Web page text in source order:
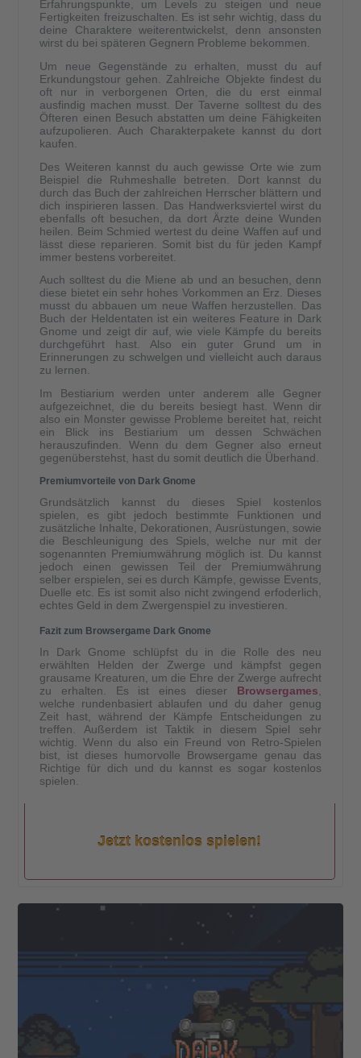
Erfahrungspunkte, um Levels zu steigen und neue
Fertigkeiten freizuschalten. Es ist sehr wichtig, dass du
deine Charaktere weiterentwickelst, denn ansonsten
wirst du bei späteren Gegnern Probleme bekommen.
Um neue Gegenstände zu erhalten, musst du auf
Erkundungstour gehen. Zahlreiche Objekte findest du
oft nur in verborgenen Orten, die du erst einmal
ausfindig machen musst. Der Taverne solltest du des
Öfteren einen Besuch abstatten um deine Fähigkeiten
aufzupolieren. Auch Charakterpakete kannst du dort
kaufen.
Des Weiteren kannst du auch gewisse Orte wie zum
Beispiel die Ruhmeshalle betreten. Dort kannst du
durch das Buch der zahlreichen Herrscher blättern und
dich inspirieren lassen. Das Handwerksviertel wirst du
ebenfalls oft besuchen, da dort Ärzte deine Wunden
heilen. Beim Schmied wertest du deine Waffen auf und
lässt diese reparieren. Somit bist du für jeden Kampf
immer bestens vorbereitet.
Auch solltest du die Miene ab und an besuchen, denn
diese bietet ein sehr hohes Vorkommen an Erz. Dieses
musst du abbauen um neue Waffen herzustellen. Das
Buch der Heldentaten ist ein weiteres Feature in Dark
Gnome und zeigt dir auf, wie viele Kämpfe du bereits
durchgeführt hast. Also ein guter Grund um in
Erinnerungen zu schwelgen und vielleicht auch daraus
zu lernen.
Im Bestiarium werden unter anderem alle Gegner
aufgezeichnet, die du bereits besiegt hast. Wenn dir
also ein Monster gewisse Probleme bereitet hat, reicht
ein Blick ins Bestiarium um dessen Schwächen
herauszufinden. Wenn du dem Gegner also erneut
gegenüberstehst, hast du somit deutlich die Überhand.
Premiumvorteile von Dark Gnome
Grundsätzlich kannst du dieses Spiel kostenlos
spielen, es gibt jedoch bestimmte Funktionen und
zusätzliche Inhalte, Dekorationen, Ausrüstungen, sowie
die Beschleunigung des Spiels, welche nur mit der
sogenannten Premiumwährung möglich ist. Du kannst
jedoch einen gewissen Teil der Premiumwährung
selber erspielen, sei es durch Kämpfe, gewisse Events,
Duelle etc. Es ist somit also nicht zwingend erfoderlich,
echtes Geld in dem Zwergenspiel zu investieren.
Fazit zum Browsergame Dark Gnome
In Dark Gnome schlüpfst du in die Rolle des neu
erwählten Helden der Zwerge und kämpfst gegen
grausame Kreaturen, um die Ehre der Zwerge aufrecht
zu erhalten. Es ist eines dieser Browsergames
welche rundenbasiert ablaufen und du daher genug
Zeit hast, während der Kämpfe Entscheidungen zu
treffen. Außerdem ist Taktik in diesem Spiel sehr
wichtig. Wenn du also ein Freund von Retro-Spielen
bist, ist dieses humorvolle Browsergame genau das
Richtige für dich und du kannst es sogar kostenlos
spielen.
Jetzt kostenlos spielen!